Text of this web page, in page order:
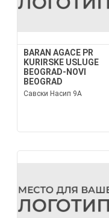
BARAN AGACE PR
KURIRSKE USLUGE
BEOGRAD-NOVI
BEOGRAD
Савски Насип 9А